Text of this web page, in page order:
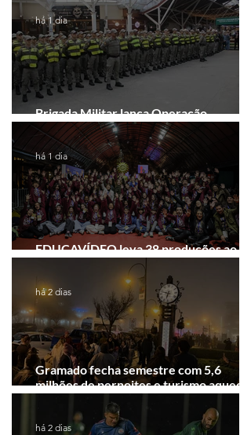
Brigada Militar lança Operação
Convergência na Região das Hortênsias
há 1 dia
EDUCAVÍDEO leva 38 produções ao
Festival de Cinema de Gramado
há 1 dia
Gramado fecha semestre com 5,6
milhões de pernoites e turismo
Junho desponta!
há 2 dias
há 2 dias